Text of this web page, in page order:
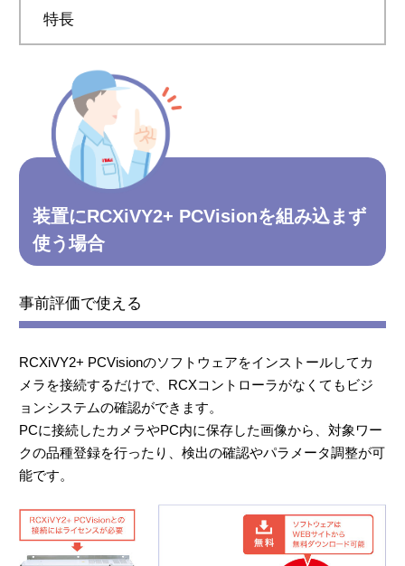
特長
装置にRCXiVY2+ PCVisionを組み込まず
使う場合
事前評価で使える
RCXiVY2+ PCVisionのソフトウェアをインストールしてカ
メラを接続するだけで、 RCXコントローラがなくてもビジ
ョンシステムの確認ができます。
PCに接続したカメラやPC内に保存した画像から、対象ワー
クの品種登録を行ったり、検出の確認やパラメータ調整が可
能です。